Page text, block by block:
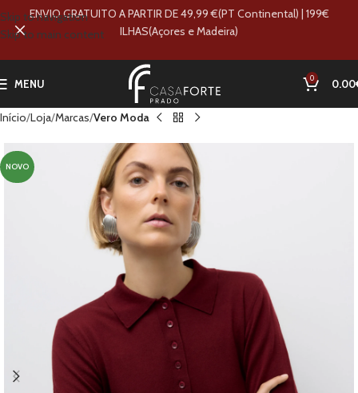
Skip to navigation
Skip to main content
MENU 0 0.00
Início Loja Marcas Vero Moda
NOVO
ENVIO GRATUITO A PARTIR DE 49,99 €(PT Continental) | 199€
ILHAS(Açores e Madeira)